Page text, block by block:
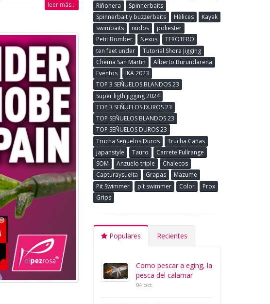
leer más...
Riñonera
Spinnerbaits
Spinnerbait y buzzerbaits
Hèlices
Kayak
swimbaits
nudos
poliester
Petit Bomber
Nexus
TEROTERO
ten feet under
Tutorial Shore Jigging
Chema San Martin
Alberto Burundarena
Eventos
IKA 2023
TOP 3 SEÑUELOS BLANDOS 23
Super ligth jigging 2024
TOP 3 SEÑUELOS DUROS 23
TOP SEÑUELOS BLANDOS 23
TOP SEÑUELOS DUROS 23
Trucha Señuelos Duros
Trucha Cañas
japanstyle
Tauro
Carrete Fullrange
SOM
Anzuelo triple
Chalecos
Capturaysuelta
Grapas
Mazume
Pit Swimmer
pit swimmer Color
Prox
Grips
Populares Recientes
Como pescar a eging, la
pesca del calamar
04 oct